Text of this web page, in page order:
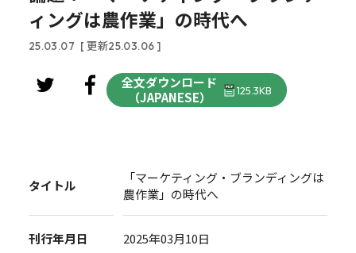
ィングは農作業」の時代へ
25.03.07 [ 更新25.03.06 ]
全文ダウンロード
（JAPANESE）
125.3KB
タイトル
「マーケティング・ブランディングは
農作業」の時代へ
刊行年月日 2025年03月10日